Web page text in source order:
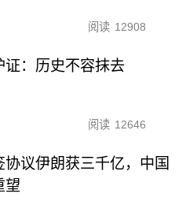
阅读 12908
证：历史不容抹去
阅读 12646
协议伊朗获三千亿，中国
望